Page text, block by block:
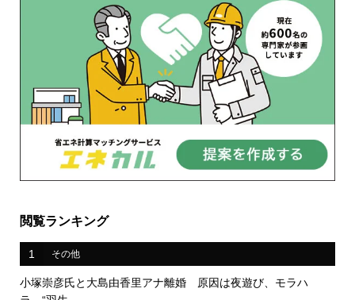
閲覧ランキング
1 その他
小塚崇彦氏と大島由香里アナ離婚 原因は夜遊び、モラハ